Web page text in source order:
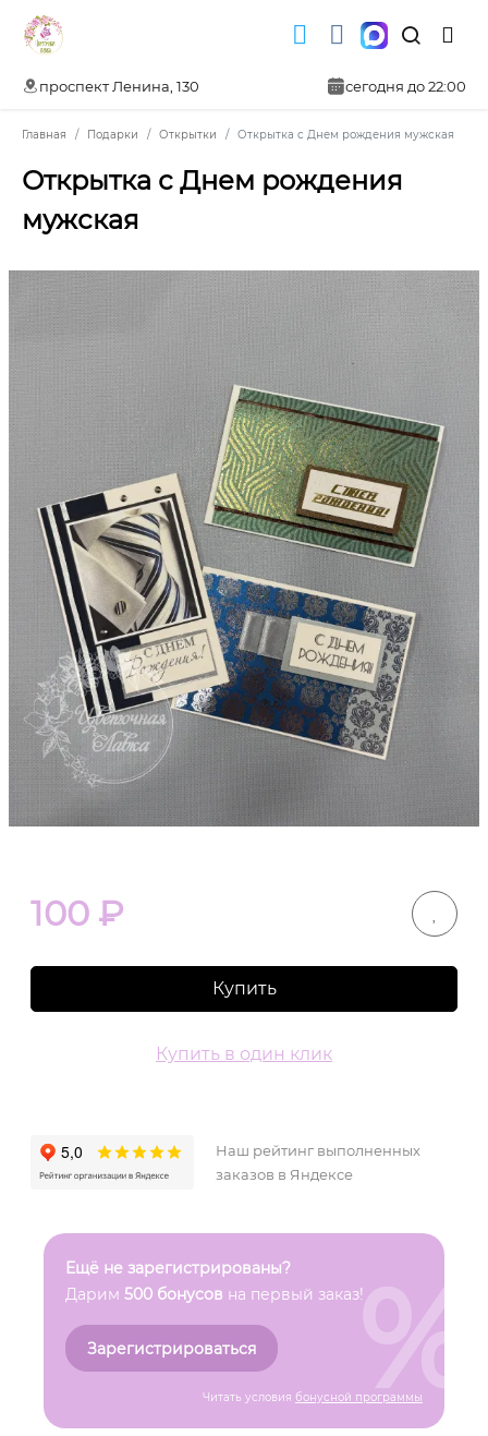
проспект Ленина, 130 сегодня до 22:00
Главная Подарки Открытки Открытка с Днем рождения мужская
Открытка с Днем рождения
мужская
100 ₽
Купить
Купить в один клик
Наш рейтинг выполненных
заказов в Яндексе
Ещё не зарегистрированы?
Дарим 500 бонусов на первый заказ!
Зарегистрироваться
Читать условия бонусной программы
%